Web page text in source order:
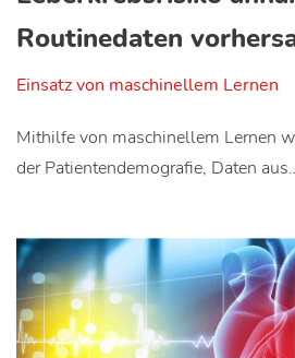
Routinedaten
Einsatz von maschinellem Lernen
Mithilfe von maschinellem Lernen
der Patientendemografie, Daten